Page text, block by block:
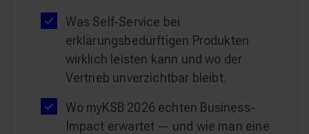
Was Self-Service bei
erklärungsbedürftigen Produkten
wirklich leisten kann und wo der
Vertrieb unverzichtbar bleibt.
Wo myKSB 2026 echten Business-
Impact erwartet — und wie man eine